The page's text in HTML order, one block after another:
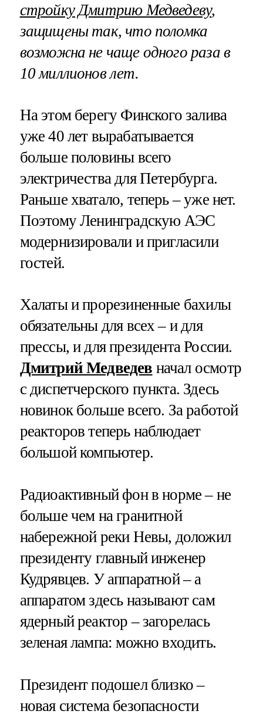
стройку Дмитрию Медведеву,
защищены так, что поломка
возможна не чаще одного раза в
10 миллионов лет.
На этом берегу Финского залива
уже 40 лет вырабатывается
больше половины всего
электричества для Петербурга.
Раньше хватало, теперь – уже нет.
Поэтому Ленинградскую АЭС
модернизировали и пригласили
гостей.
Халаты и прорезиненные бахилы
обязательны для всех – и для
прессы, и для президента России.
Дмитрий Медведев начал осмотр
с диспетчерского пункта. Здесь
новинок больше всего. За работой
реакторов теперь наблюдает
большой компьютер.
Радиоактивный фон в норме – не
больше чем на гранитной
набережной реки Невы, доложил
президенту главный инженер
Кудрявцев. У аппаратной – а
аппаратом здесь называют сам
ядерный реактор – загорелась
зеленая лампа: можно входить.
Президент подошел близко –
новая система безопасности